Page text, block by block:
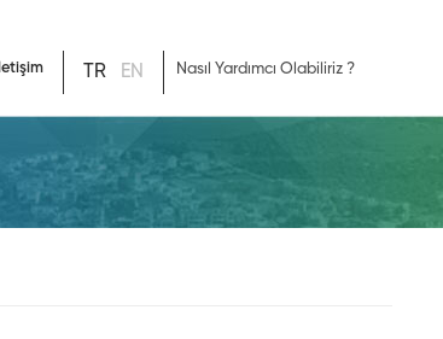
İletişim TR EN